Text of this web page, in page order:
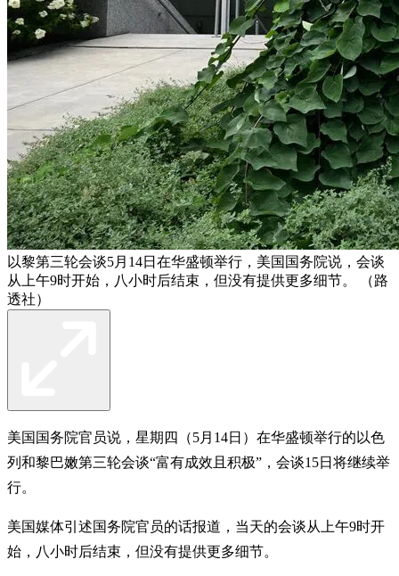
以黎第三轮会谈5月14日在华盛顿举行，美国国务院说，会谈
从上午9时开始，八小时后结束，但没有提供更多细节。 （路
透社）
美国国务院官员说，星期四（5月14日）在华盛顿举行的以色
列和黎巴嫩第三轮会谈“富有成效且积极”，会谈15日将继续举
行。
美国媒体引述国务院官员的话报道，当天的会谈从上午9时开
始，八小时后结束，但没有提供更多细节。